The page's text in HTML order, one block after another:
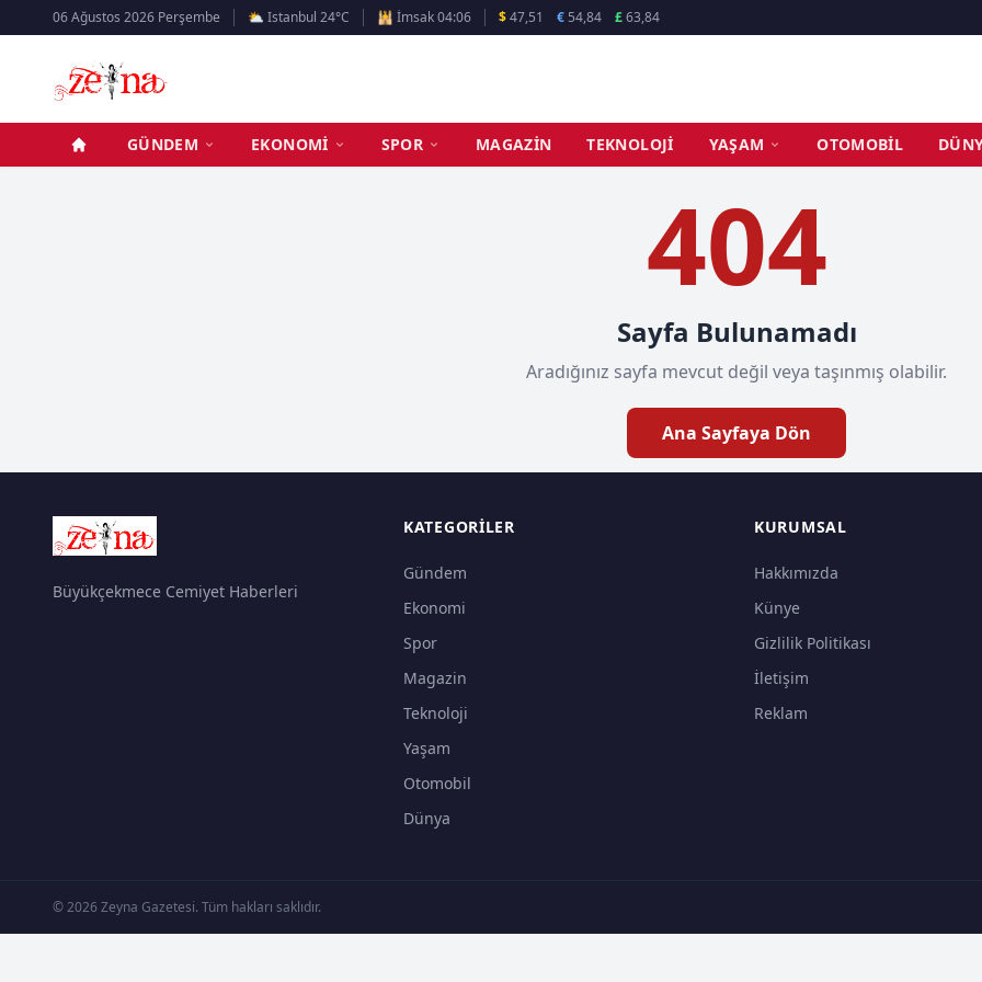
06 Ağustos 2026 Perşembe ⛅ Istanbul 24°C 🕌 İmsak 04:06 $47,51 € 54,84 £63,84
GÜNDEM EKONOMI SPOR MAGAZIN TEKNOLOJI YAŞAM OTOMOBIL
404
Sayfa Bulunamadı
Aradığınız sayfa mevcut değil veya taşınmış olabilir.
Ana Sayfaya Dön
Büyükçekmece Cemiyet Haberleri
KATEGORILER
Gündem
Ekonomi
Spor
Magazin
Teknoloji
Yaşam
Otomobil
Dünya
KURUMSAL
Hakkımızda
Künye
Gizlilik Politikası
İletişim
Reklam
© 2026 Zeyna Gazetesi. Tüm hakları saklıdır.